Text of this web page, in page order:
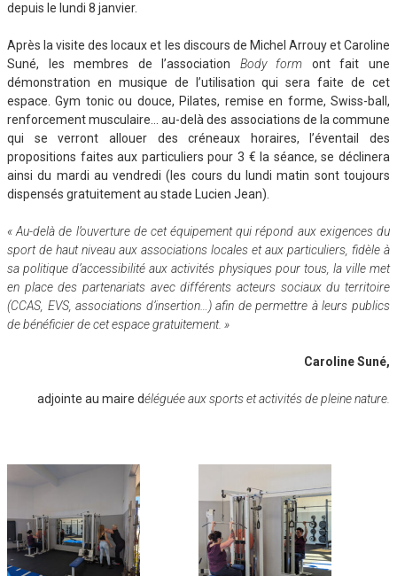
depuis le lundi 8 janvier.
Après la visite des locaux et les discours de Michel Arrouy et Caroline
Suné, les membres de l’association Body form ont fait une
démonstration en musique de l’utilisation qui sera faite de cet
espace. Gym tonic ou douce, Pilates, remise en forme, Swiss-ball,
renforcement musculaire… au-delà des associations de la commune
qui se verront allouer des créneaux horaires, l’éventail des
propositions faites aux particuliers pour 3 € la séance, se déclinera
ainsi du mardi au vendredi (les cours du lundi matin sont toujours
dispensés gratuitement au stade Lucien Jean).
« Au-delà de l’ouverture de cet équipement qui répond aux exigences du
sport de haut niveau aux associations locales et aux particuliers, fidèle à
sa politique d’accessibilité aux activités physiques pour tous, la ville met
en place des partenariats avec différents acteurs sociaux du territoire
(CCAS, EVS, associations d’insertion…) afin de permettre à leurs publics
de bénéficier de cet espace gratuitement. »
Caroline Suné,
adjointe au maire déléguée aux sports et activités de pleine nature.